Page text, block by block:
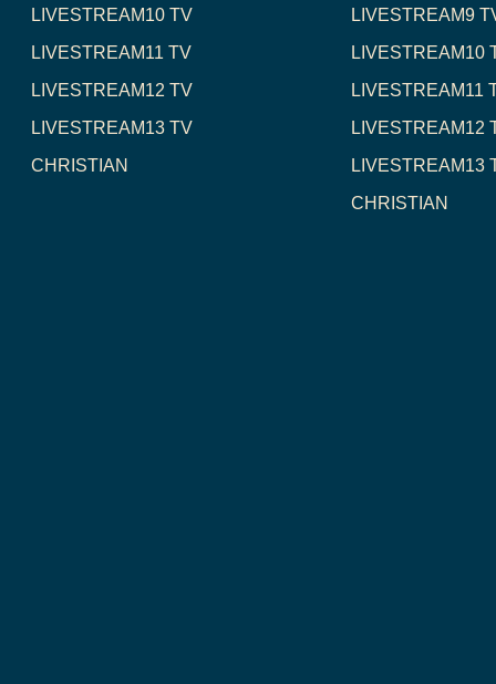
LIVESTREAM10 TV
LIVESTREAM11 TV
LIVESTREAM12 TV
LIVESTREAM13 TV
CHRISTIAN
LIVESTREAM9
LIVESTREAM10
LIVESTREAM11
LIVESTREAM12
LIVESTREAM13
CHRISTIAN